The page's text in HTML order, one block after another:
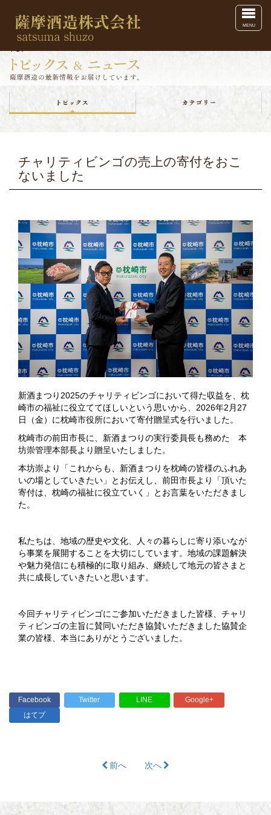
MENU
チャリティビンゴの売上の寄付をおこ
ないました
新酒まつり 2025のチャリティビンゴにおいて得た収益を、枕
崎市の福祉に役立ててほしいという思いから、 2026年2 月 27
日（金）に枕崎市役所において寄付贈呈式を行いました。
枕崎市の前田市長に、新酒まつりの実行委員長も務めた 本
坊崇管理本部長より贈呈いたしました。
本坊崇より「これからも、新酒まつりを枕崎の皆様のふれあ
いの場としていきたい」とお伝えし、前田市長より「頂いた
寄付は、枕崎の福祉に役立ていく」とお言葉をいただきまし
た。
私たちは、地域の歴史や文化、人々の暮らしに寄り添いなが
ら事業を展開することを大切にしています。地域の課題解決
や魅力発信にも積極的に取り組み、継続して地元の皆さまと
共に成長していきたいと思います。
今回チャリティビンゴにご参加いただきました皆様、チャリ
ティビンゴの主旨に賛同いただき協賛いただきました協賛企
業の皆様、本当にありがとうございました。
Facebook Twitter LINE
Google+
はてブ
前へ 次へ